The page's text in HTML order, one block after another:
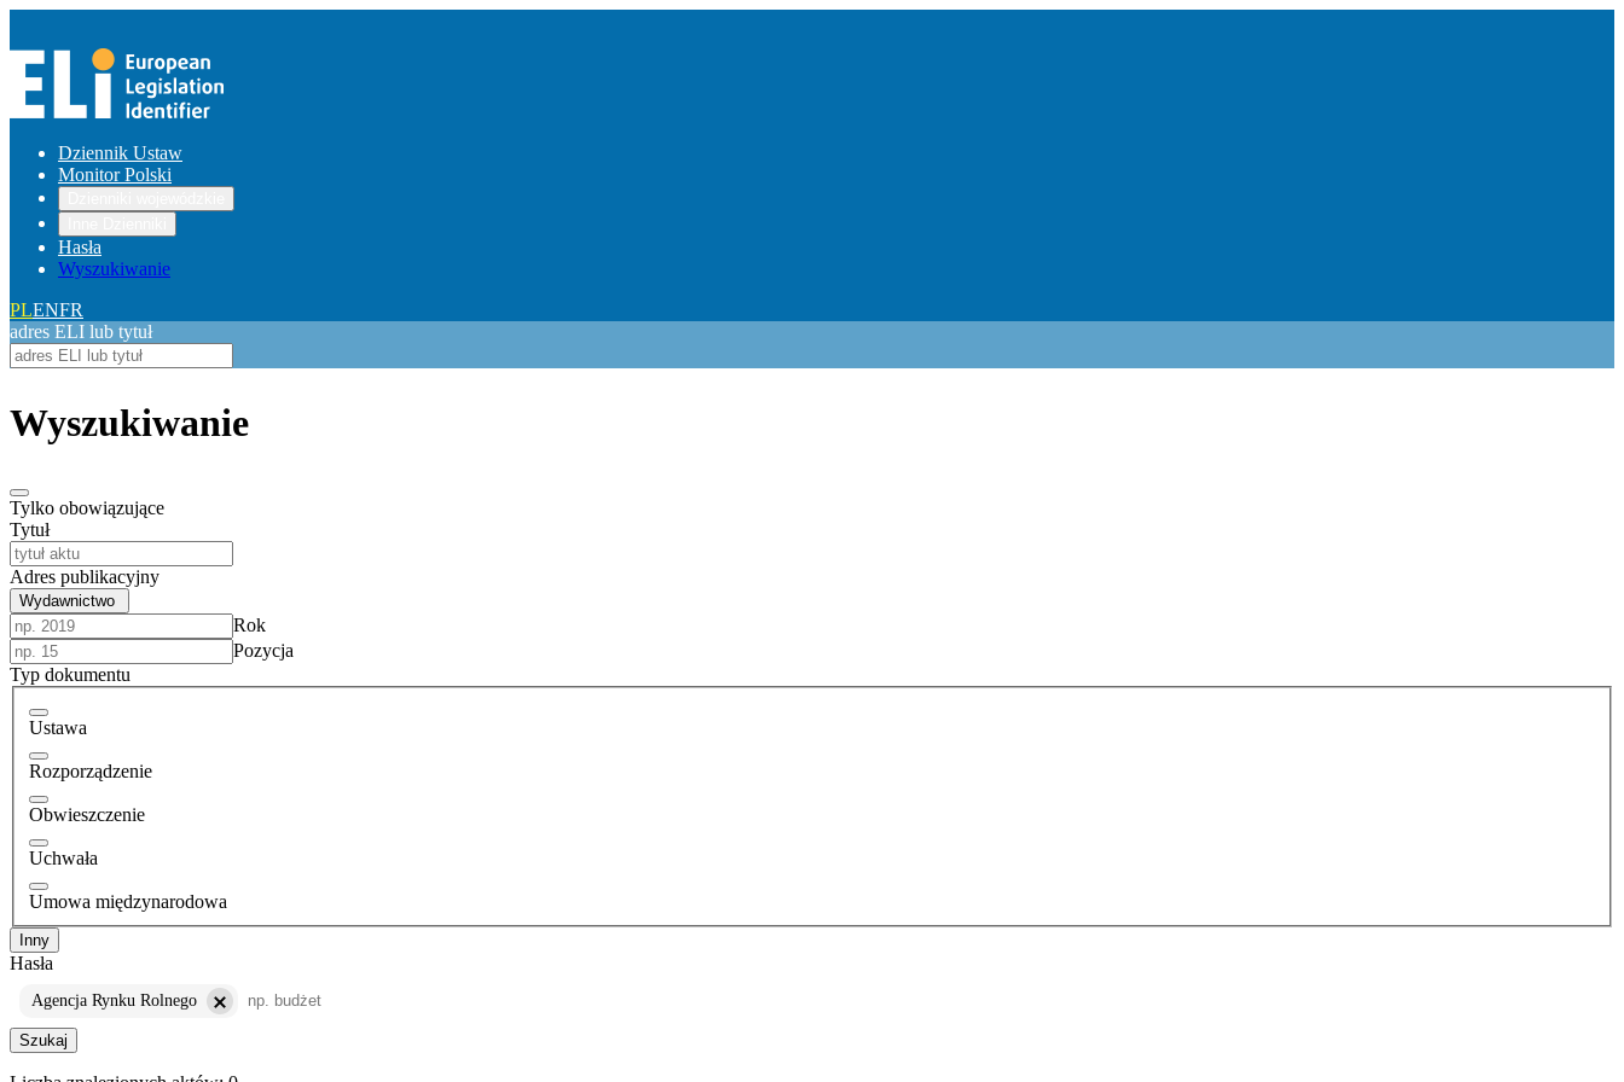
Dziennik Ustaw
Monitor Polski
Hasła
Wyszukiwanie
PLENFR
adres ELI lub tytuł
Wyszukiwanie
Tylko obowiązujące
Tytuł
Adres publikacyjny
Wydawnictwo
Rok
Pozycja
Typ dokumentu
Ustawa
Rozporządzenie
Obwieszczenie
Uchwała
Umowa międzynarodowa
Inny
Hasła
Agencja Rynku Rolnego
Szukaj